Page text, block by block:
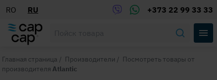
RO RU +373 22 99 33 33
Главная страница / Производители / Посмотреть товары от
производителя Atlantic